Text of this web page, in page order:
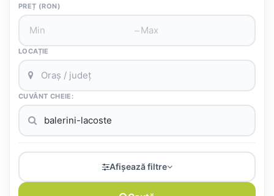
PREȚ (RON)
–
LOCAȚIE
CUVÂNT CHEIE:
Afișează filtre